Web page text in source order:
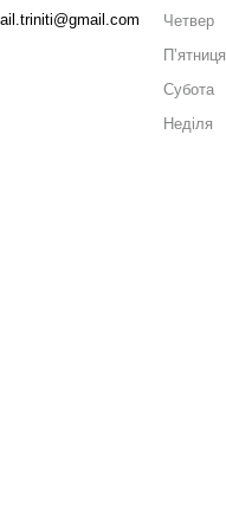
Четвер
Пʼятниця
Субота
Неділя